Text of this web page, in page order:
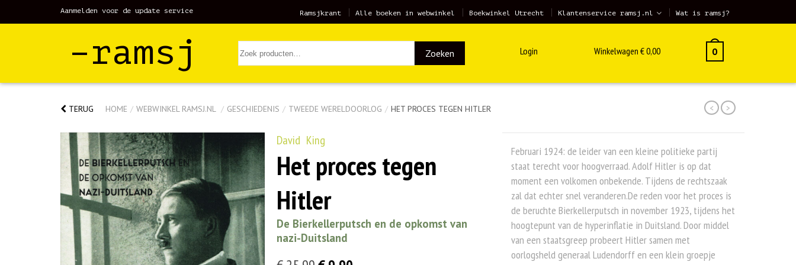
Aanmelden voor de update service Ramsjkrant Alle boeken in webwinkel Boekwinkel Utrecht Klantenservice ramsj.nl Wat is ramsj?
–ramsj Zoeken Login Winkelwagen €0,00 0
TERUG HOME / WEBWINKEL RAMSJ.NL / GESCHIEDENIS / TWEEDE WERELDOORLOG / HET PROCES TEGEN HITLER < >
David King
Het proces tegen
Hitler
De Bierkellerputsch en de opkomst van
nazi-Duitsland
Februari 1924: de leider van een kleine politieke partij
staat terecht voor hoogverraad. Adolf Hitler is op dat
moment een volkomen onbekende. Tijdens de rechtszaak
zal dat echter snel veranderen.De reden voor het proces is
de beruchte Bierkellerputsch in november 1923, tijdens het
hoogtepunt van de hyperinflatie in Duitsland. Door middel
van een staatsgreep probeert Hitler samen met
oorlogsheld generaal Ludendorff en een klein groepje